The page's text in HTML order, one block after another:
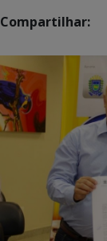
Compartilhar: